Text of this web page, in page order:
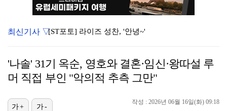
[ST포토] 라이즈 성찬, '안녕~'
[ST포토] 라이즈 성찬, '귀공자 분위기'
[ST포토] 하츠투하츠 지우, 귀여운 단발여신
최신기사 ▽
'나솔' 31기 옥순, 영호와 결혼·임신·왕따설 루
머 직접 부인 "악의적 추측 그만"
작성 : 2026년 06월 16일(화) 09:18
가+ 가-